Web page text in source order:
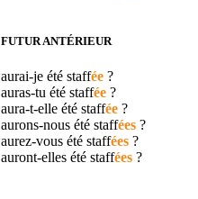
FUTUR ANTÉRIEUR
aurai-je été staffée?
auras-tu été staffée?
aura-t-elle été staffée?
aurons-nous été staffées?
aurez-vous été staffées?
auront-elles été staffées?